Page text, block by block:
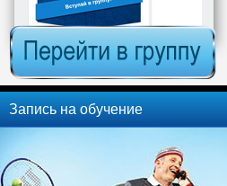
Запись на обучение